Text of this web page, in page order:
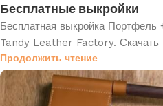
Бесплатные выкройки
Бесплатная выкройка Портфель
Tandy Leather Factory. Скачать
Продолжить чтение